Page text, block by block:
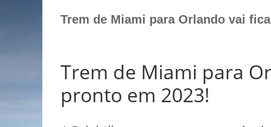
Trem de Miami para Orlando vai
Trem de Miami para
pronto em 2023!